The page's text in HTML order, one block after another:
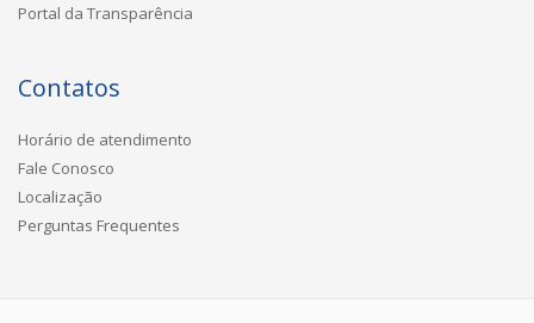
Portal da Transparência
Contatos
Horário de atendimento
Fale Conosco
Localização
Perguntas Frequentes